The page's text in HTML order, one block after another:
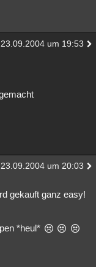
23.09.2004 um 19:53
23.09.2004 um 20:03
gekauft ganz easy!
*heul*